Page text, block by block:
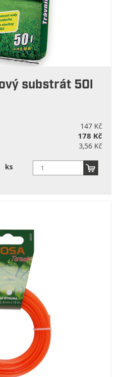
substrát 50l
147 Kč
178 Kč
3,56 Kč
ks